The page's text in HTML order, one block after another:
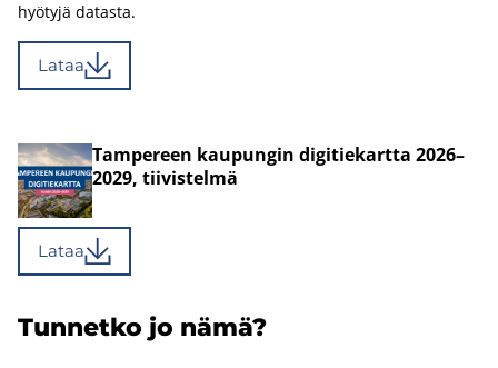
hyötyjä datasta.
Lataa
Tam­pe­reen kau­pun­gin di­gi­tie­kart­ta 2026–
2029, tii­vis­tel­mä
Lataa
Tun­net­ko jo nämä?